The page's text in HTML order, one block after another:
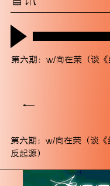
第六期：w/向在荣（谈
←
第六期：w/向在荣（谈
反起源）